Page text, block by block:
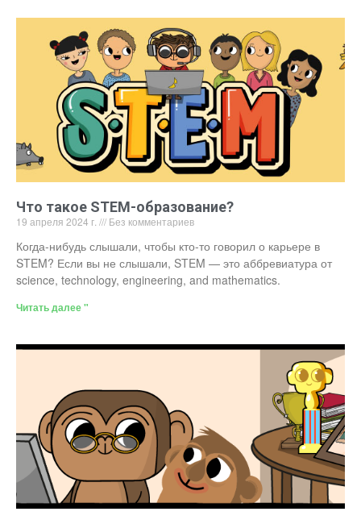
Что такое STEM-образование?
19 апреля 2024 г. Без комментариев
Когда-нибудь слышали, чтобы кто-то говорил о карьере в
STEM? Если вы не слышали, STEM — это аббревиатура от
science, technology, engineering, and mathematics.
Читать далее "